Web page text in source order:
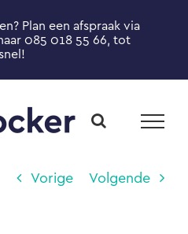
Plan een afspraak via
085 018 55 66, tot
Vorige Volgende